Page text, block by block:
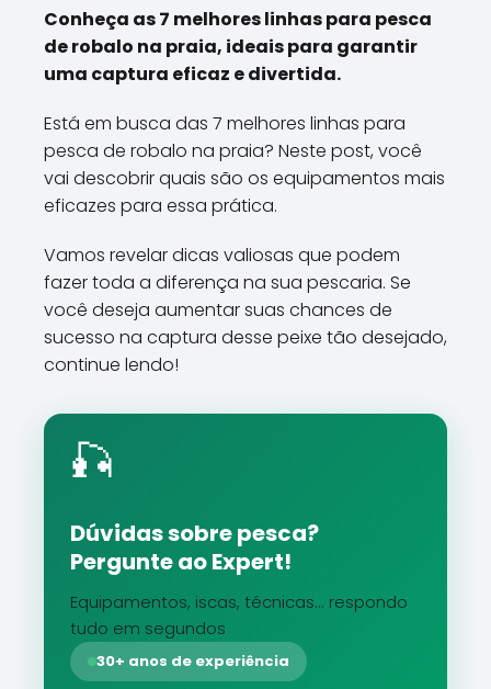
Conheça as 7 melhores linhas para pesca
de robalo na praia, ideais para garantir
uma captura eficaz e divertida.
Está em busca das 7 melhores linhas para
pesca de robalo na praia? Neste post, você
vai descobrir quais são os equipamentos mais
eficazes para essa prática.
Vamos revelar dicas valiosas que podem
fazer toda a diferença na sua pescaria. Se
você deseja aumentar suas chances de
sucesso na captura desse peixe tão desejado,
continue lendo!
🎣
Dúvidas sobre pesca?
Pergunte ao Expert!
Equipamentos, iscas, técnicas... respondo
tudo em segundos
30+ anos de experiência